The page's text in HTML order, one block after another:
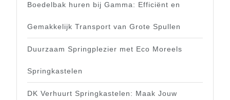
Boedelbak huren bij Gamma: Efficiënt en
Gemakkelijk Transport van Grote Spullen
Duurzaam Springplezier met Eco Moreels
Springkastelen
DK Verhuurt Springkastelen: Maak Jouw